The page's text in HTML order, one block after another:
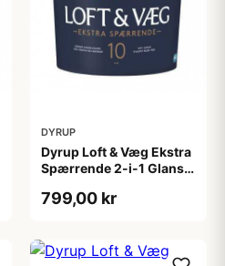
DYRUP
Dyrup Loft & Væg Ekstra
Spærrende 2-i-1 Glans
799,00 kr